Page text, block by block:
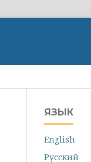
ЯЗЫК
English
Русский